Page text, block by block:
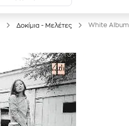
με Snappi
Δοκίμια - Μελέτες White Album